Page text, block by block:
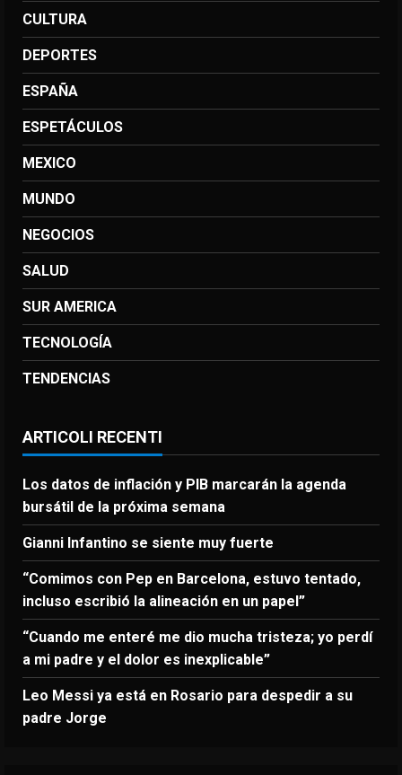
CULTURA
DEPORTES
ESPAÑA
ESPETÁCULOS
MEXICO
MUNDO
NEGOCIOS
SALUD
SUR AMERICA
TECNOLOGÍA
TENDENCIAS
ARTICOLI RECENTI
Los datos de inflación y PIB marcarán la agenda
bursátil de la próxima semana
Gianni Infantino se siente muy fuerte
“Comimos con Pep en Barcelona, estuvo tentado,
incluso escribió la alineación en un papel”
“Cuando me enteré me dio mucha tristeza; yo perdí
a mi padre y el dolor es inexplicable”
Leo Messi ya está en Rosario para despedir a su
padre Jorge